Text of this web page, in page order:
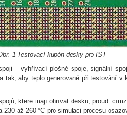
1 Testovací kupón desky pro IST
– vyhřívací plošné spoje, signální
tak, aby teplo generované při testování v
které mají ohřívat desku, proud,
230 až 260 °C pro simulaci procesu